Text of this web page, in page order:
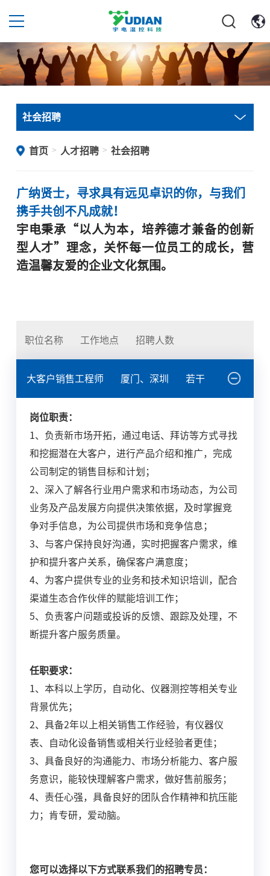
社会招聘
首页 > 人才招聘 > 社会招聘
广纳贤士，寻求具有远见卓识的你，与我们
携手共创不凡成就！
宇电秉承“以人为本，培养德才兼备的创新
型人才”理念，关怀每一位员工的成长，营
造温馨友爱的企业文化氛围 。
职位名称 工作地点 招聘人数
大客户销售工程师 厦门、深圳 若干
岗位职责：
1、负责新市场开拓，通过电话、拜访等方式寻找
和挖掘潜在大客户，进行产品介绍和推广，完成
公司制定的销售目标和计划；
2、深入了解各行业用户需求和市场动态，为公司
业务及产品发展方向提供决策依据，及时掌握竞
争对手信息，为公司提供市场和竞争信息；
3、与客户保持良好沟通，实时把握客户需求，维
护和提升客户关系，确保客户满意度；
4、为客户提供专业的业务和技术知识培训，配合
渠道生态合作伙伴的赋能培训工作；
5、负责客户问题或投诉的反馈、跟踪及处理，不
断提升客户服务质量‌。
任职要求：
1、本科以上学历，自动化、仪器测控等相关专业
背景优先；
2、具备2年以上相关销售工作经验，有仪器仪
表、自动化设备销售或相关行业经验者更佳；
3、具备良好的沟通能力、市场分析能力、客户服
务意识，能较快理解客户需求，做好售前服务；
4、责任心强，具备良好的团队合作精神和抗压能
力；肯专研，爱动脑。
您可以选择以下方式联系我们的招聘专员：